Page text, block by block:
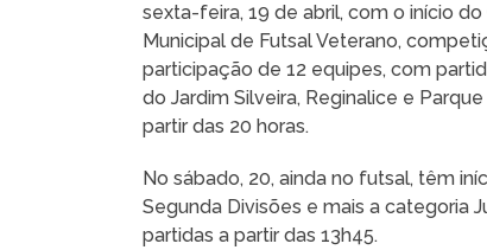
sexta-feira, 19 de abril, com o início
Municipal de Futsal Veterano,
participação de 12 equipes, com
do Jardim Silveira, Reginalice e
partir das 20 horas.
No sábado, 20, ainda no futsal, têm
Segunda Divisões e mais a categoria
partidas a partir das 13h45.